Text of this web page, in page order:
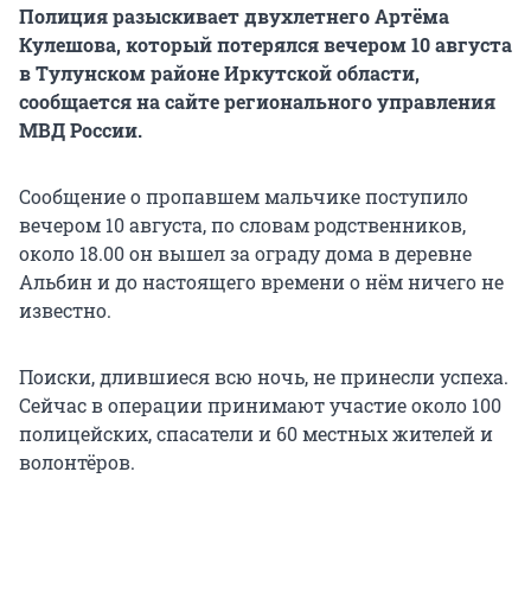
Полиция разыскивает двухлетнего Артёма
Кулешова, который потерялся вечером 10 августа
в Тулунском районе Иркутской области,
сообщается на сайте регионального управления
МВД России.
Сообщение о пропавшем мальчике поступило
вечером 10 августа, по словам родственников,
около 18.00 он вышел за ограду дома в деревне
Альбин и до настоящего времени о нём ничего не
известно.
Поиски, длившиеся всю ночь, не принесли успеха.
Сейчас в операции принимают участие около 100
полицейских, спасатели и 60 местных жителей и
волонтёров.